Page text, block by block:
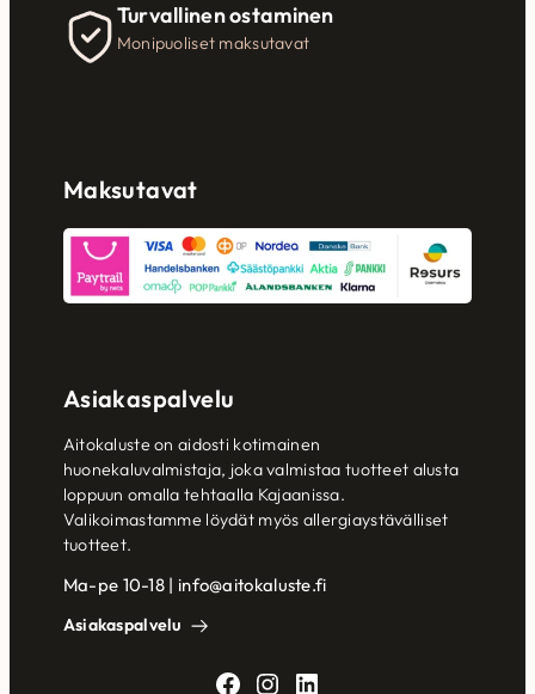
Turvallinen ostaminen
Monipuoliset maksutavat
Maksutavat
Asiakaspalvelu
Aitokaluste on aidosti kotimainen
huonekaluvalmistaja, joka valmistaa tuotteet alusta
loppuun omalla tehtaalla Kajaanissa.
Valikoimastamme löydät myös allergiaystävälliset
tuotteet.
Ma-pe 10-18 | info@aitokaluste.fi
Asiakaspalvelu
Facebook
Instagram
LinkedIn